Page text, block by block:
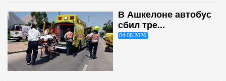
В Ашкелоне автобус
сбил тре...
04.08.2026